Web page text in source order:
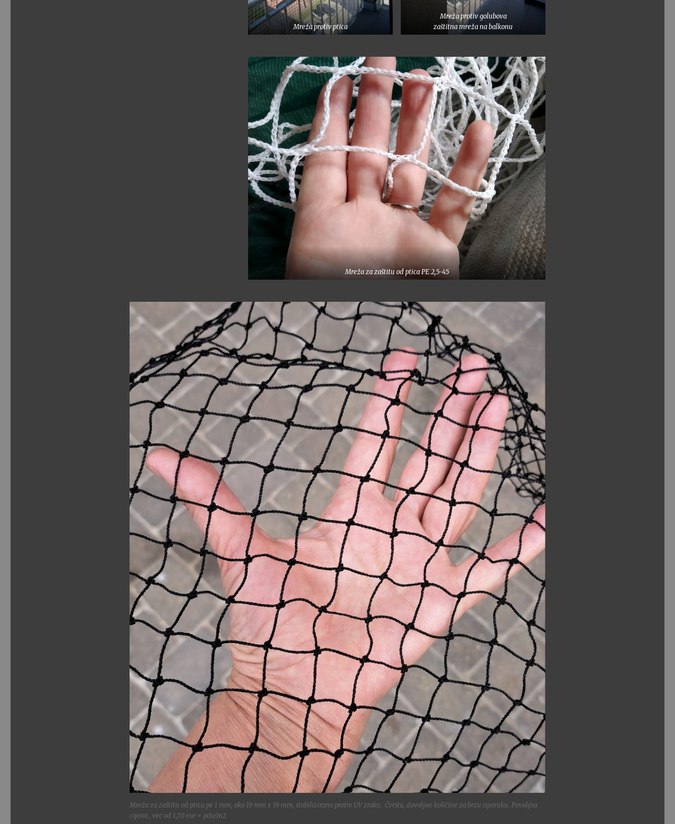
Mreža protiv ptica
Mreža protiv golubova
zaštitna mreža na balkonu
Mreža za zaštitu od ptica PE 2,5-45
Mreža za zaštitu od ptica pe 1 mm, oko 19 mm x 19 mm, stabilizirana protiv UV zraka . Čvrsta, dovoljne količine za brzu isporuku. Povoljna
cijena , već od 1,70 eur + pdv/m2